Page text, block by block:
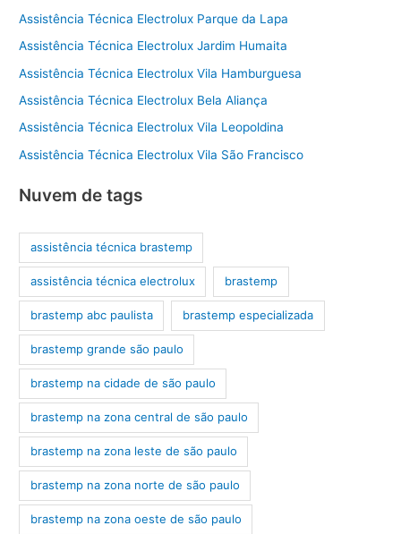
Assistência Técnica Electrolux Parque da Lapa
Assistência Técnica Electrolux Jardim Humaita
Assistência Técnica Electrolux Vila Hamburguesa
Assistência Técnica Electrolux Bela Aliança
Assistência Técnica Electrolux Vila Leopoldina
Assistência Técnica Electrolux Vila São Francisco
Nuvem de tags
assistência técnica brastemp
assistência técnica electrolux brastemp
brastemp abc paulista brastemp especializada
brastemp grande são paulo
brastemp na cidade de são paulo
brastemp na zona central de são paulo
brastemp na zona leste de são paulo
brastemp na zona norte de são paulo
brastemp na zona oeste de são paulo